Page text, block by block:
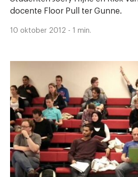
docente Floor Pull ter Gunne.
10 oktober 2012 - 1 min.